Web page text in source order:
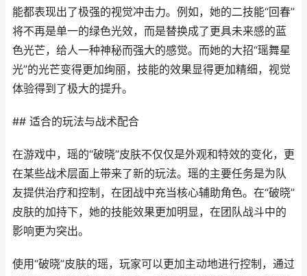
能都表现出了极强的视觉冲击力。例如，她的二技能“回春”
将不再是单一的绿色光效，而是替换成了更具未来感的蓝
色光芒，给人一种神秘而强大的感觉。而她的大招“瑶舞星
光”的光芒变得更加绚丽，技能的效果显得更加精细，视觉
体验得到了极大的提升。
## 适合的玩法与战术配合
在游戏中，瑶的“破晓”皮肤不仅仅是外观和特效的变化，更
在某些战术层面上带来了新的玩法。瑶的主要任务是为队
友提供治疗和控制，在团战中充当核心辅助角色。在“破晓”
皮肤的加持下，她的技能效果更加明显，在团队战斗中的
影响更为突出。
使用“破晓”皮肤的瑶，玩家可以更加主动地进行控制，通过